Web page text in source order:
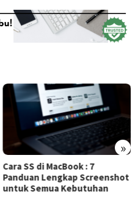
»
Cara SS di MacBook : 7
Panduan Lengkap Screenshot
untuk Semua Kebutuhan